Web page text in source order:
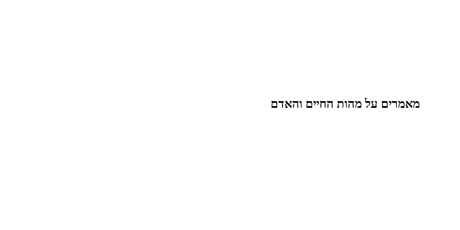
מאמרים על מהות החיים והאדם